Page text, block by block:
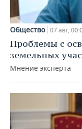
Общество 07 авг,
Проблемы с
земельных
Мнение эксперта